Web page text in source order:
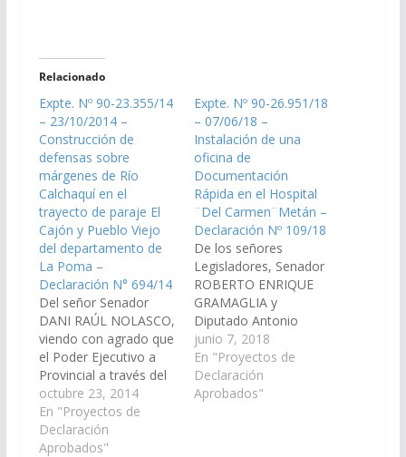
Relacionado
Expte. Nº 90-23.355/14
– 23/10/2014 –
Construcción de
defensas sobre
márgenes de Río
Calchaquí en el
trayecto de paraje El
Cajón y Pueblo Viejo
del departamento de
La Poma –
Declaración N° 694/14
Del señor Senador
DANI RAÚL NOLASCO,
viendo con agrado que
el Poder Ejecutivo a
Provincial a través del
Ministerio de
Economía
Infraestructura y
Servicios Públicos
octubre 23, 2014
En "Proyectos de
Declaración
Aprobados"
Expte. Nº 90-26.951/18
– 07/06/18 –
Instalación de una
oficina de
Documentación
Rápida en el Hospital
¨Del Carmen¨Metán –
Declaración Nº 109/18
De los señores
Legisladores, Senador
ROBERTO ENRIQUE
GRAMAGLIA y
Diputado Antonio
Sebastián Otero,
viendo con agrado que
el Ministerio de
Gobierno, Derechos
junio 7, 2018
En "Proyectos de
Declaración
Aprobados"